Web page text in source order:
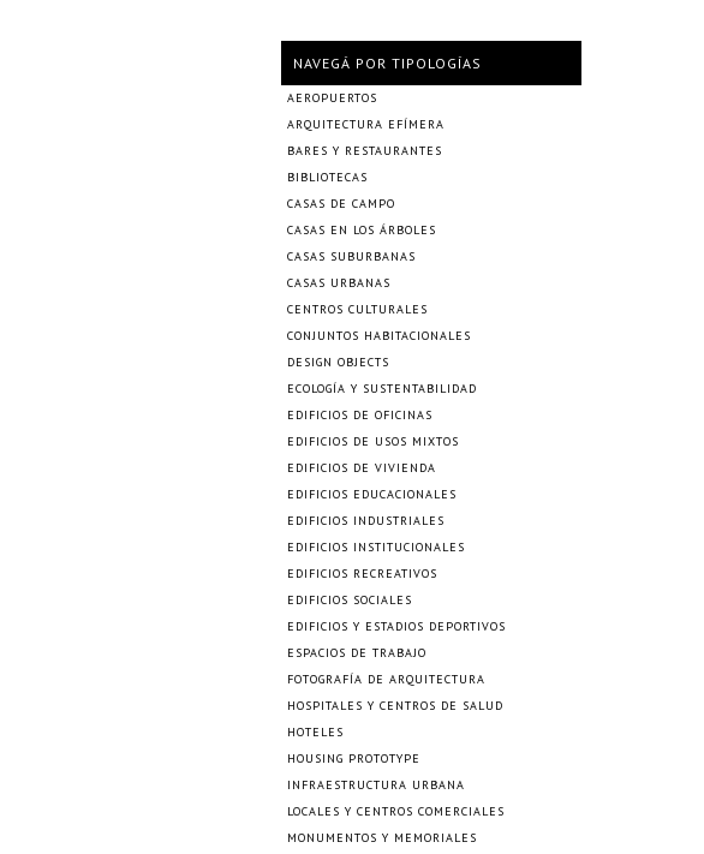
NAVEGÁ POR TIPOLOGÍAS
AEROPUERTOS
ARQUITECTURA EFÍMERA
BARES Y RESTAURANTES
BIBLIOTECAS
CASAS DE CAMPO
CASAS EN LOS ÁRBOLES
CASAS SUBURBANAS
CASAS URBANAS
CENTROS CULTURALES
CONJUNTOS HABITACIONALES
DESIGN OBJECTS
ECOLOGÍA Y SUSTENTABILIDAD
EDIFICIOS DE OFICINAS
EDIFICIOS DE USOS MIXTOS
EDIFICIOS DE VIVIENDA
EDIFICIOS EDUCACIONALES
EDIFICIOS INDUSTRIALES
EDIFICIOS INSTITUCIONALES
EDIFICIOS RECREATIVOS
EDIFICIOS SOCIALES
EDIFICIOS Y ESTADIOS DEPORTIVOS
ESPACIOS DE TRABAJO
FOTOGRAFÍA DE ARQUITECTURA
HOSPITALES Y CENTROS DE SALUD
HOTELES
HOUSING PROTOTYPE
INFRAESTRUCTURA URBANA
LOCALES Y CENTROS COMERCIALES
MONUMENTOS Y MEMORIALES